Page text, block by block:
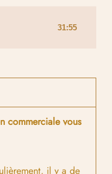
commerciale vous
il y a de